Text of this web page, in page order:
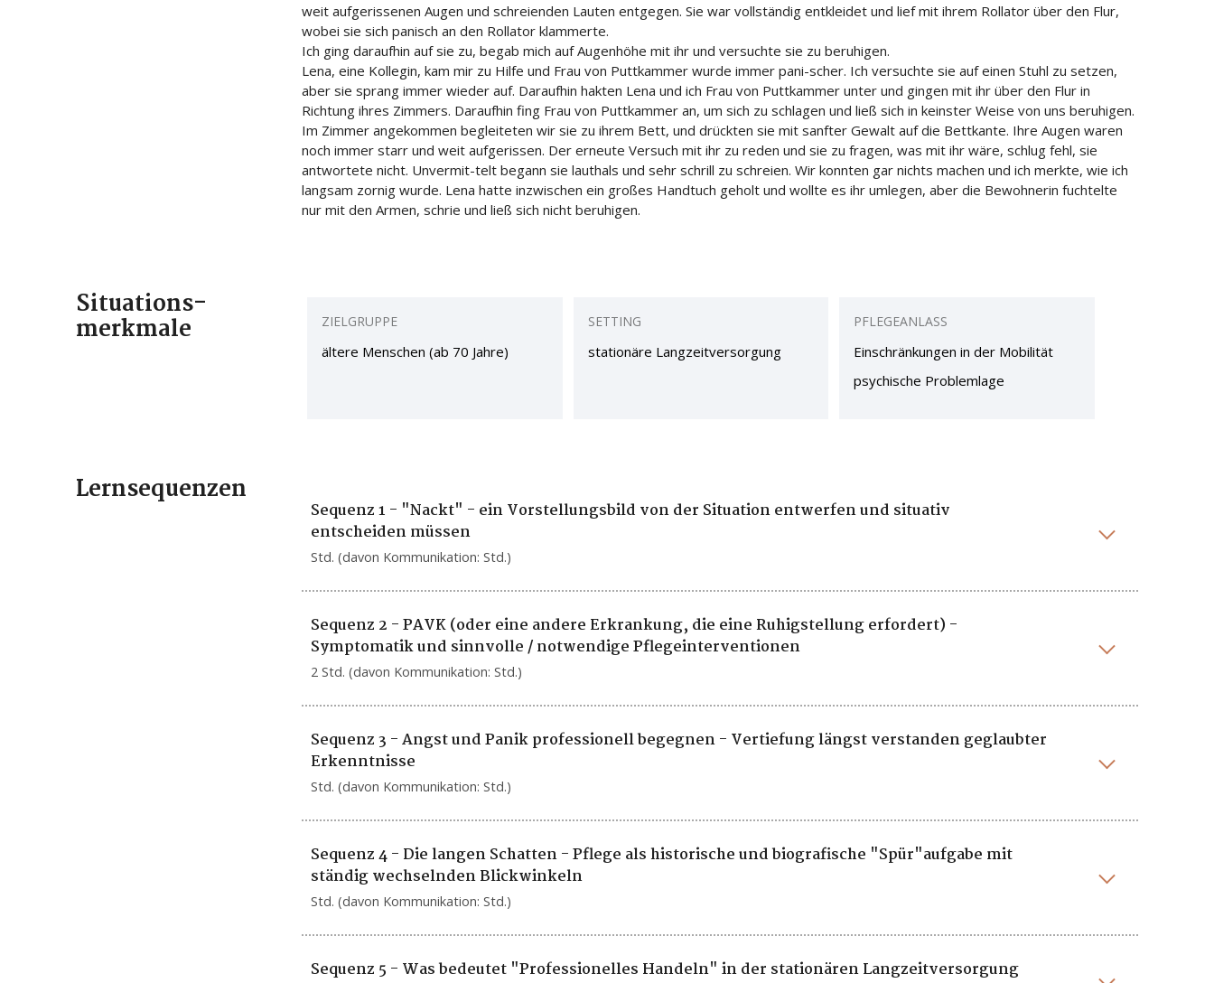
weit aufgerissenen Augen und schreienden Lauten entgegen. Sie war vollständig entkleidet und lief mit ihrem Rollator über den Flur,
wobei sie sich panisch an den Rollator klammerte.
Ich ging daraufhin auf sie zu, begab mich auf Augenhöhe mit ihr und versuchte sie zu beruhigen.
Lena, eine Kollegin, kam mir zu Hilfe und Frau von Puttkammer wurde immer pani-scher. Ich versuchte sie auf einen Stuhl zu setzen,
aber sie sprang immer wieder auf. Daraufhin hakten Lena und ich Frau von Puttkammer unter und gingen mit ihr über den Flur in
Richtung ihres Zimmers. Daraufhin fing Frau von Puttkammer an, um sich zu schlagen und ließ sich in keinster Weise von uns beruhigen.
Im Zimmer angekommen begleiteten wir sie zu ihrem Bett, und drückten sie mit sanfter Gewalt auf die Bettkante. Ihre Augen waren
noch immer starr und weit aufgerissen. Der erneute Versuch mit ihr zu reden und sie zu fragen, was mit ihr wäre, schlug fehl, sie
antwortete nicht. Unvermit-telt begann sie lauthals und sehr schrill zu schreien. Wir konnten gar nichts machen und ich merkte, wie ich
langsam zornig wurde. Lena hatte inzwischen ein großes Handtuch geholt und wollte es ihr umlegen, aber die Bewohnerin fuchtelte
nur mit den Armen, schrie und ließ sich nicht beruhigen.
Situations-
merkmale ZIELGRUPPE
ältere Menschen (ab 70 Jahre)
SETTING
stationäre Langzeitversorgung
PFLEGEANLASS
Einschränkungen in der Mobilität
psychische Problemlage
Lernsequenzen
Sequenz 1 - "Nackt" - ein Vorstellungsbild von der Situation entwerfen und situativ
entscheiden müssen
Std. (davon Kommunikation: Std.)
Sequenz 2 - PAVK (oder eine andere Erkrankung, die eine Ruhigstellung erfordert) -
Symptomatik und sinnvolle / notwendige Pflegeinterventionen
2 Std. (davon Kommunikation: Std.)
Sequenz 3 - Angst und Panik professionell begegnen - Vertiefung längst verstanden geglaubter
Erkenntnisse
Std. (davon Kommunikation: Std.)
Sequenz 4 - Die langen Schatten - Pflege als historische und biografische "Spür"aufgabe mit
ständig wechselnden Blickwinkeln
Std. (davon Kommunikation: Std.)
Sequenz 5 - Was bedeutet "Professionelles Handeln" in der stationären Langzeitversorgung